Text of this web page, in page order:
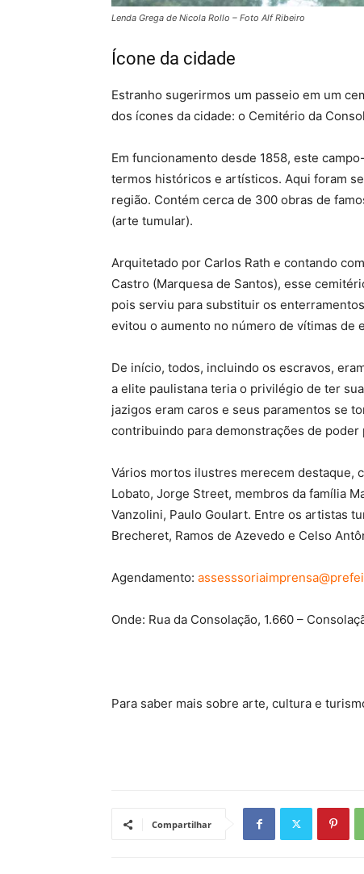
Lenda Grega de Nicola Rollo – Foto Alf Ribeiro
Ícone da cidade
Estranho sugerirmos um passeio em um
dos ícones da cidade: o Cemitério da
Em funcionamento desde 1858, este
termos históricos e artísticos. Aqui foram
região. Contém cerca de 300 obras de
(arte tumular).
Arquitetado por Carlos Rath e contando
Castro (Marquesa de Santos), esse
pois serviu para substituir os
evitou o aumento no número de vítimas de
De início, todos, incluindo os escravos,
a elite paulistana teria o privilégio de ter
jazigos eram caros e seus paramentos se
contribuindo para demonstrações de
Vários mortos ilustres merecem destaque,
Lobato, Jorge Street, membros da família
Vanzolini, Paulo Goulart. Entre os artistas
Brecheret, Ramos de Azevedo e Celso
Agendamento:
Onde: Rua da Consolação, 1.660 –
Para saber mais sobre arte, cultura e
Compartilhar